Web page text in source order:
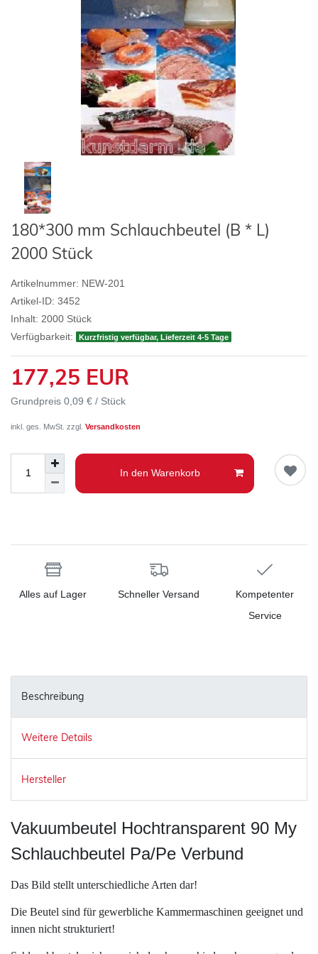
180*300 mm Schlauchbeutel (B * L)
2000 Stück
Artikelnummer: NEW-201
Artikel-ID: 3452
Inhalt: 2000 Stück
Verfügbarkeit:
Kurzfristig verfügbar, Lieferzeit 4-5 Tage
177,25 EUR
Grundpreis 0,09 € / Stück
inkl. ges. MwSt. zzgl. Versandkosten
In den Warenkorb
Alles auf Lager Schneller Versand
Kompetenter
Service
Beschreibung
Weitere Details
Hersteller
Vakuumbeutel Hochtransparent 90 My
Schlauchbeutel Pa/Pe Verbund
Das Bild stellt unterschiedliche Arten dar!
Die Beutel sind für gewerbliche Kammermaschinen geeignet und
innen nicht strukturiert!